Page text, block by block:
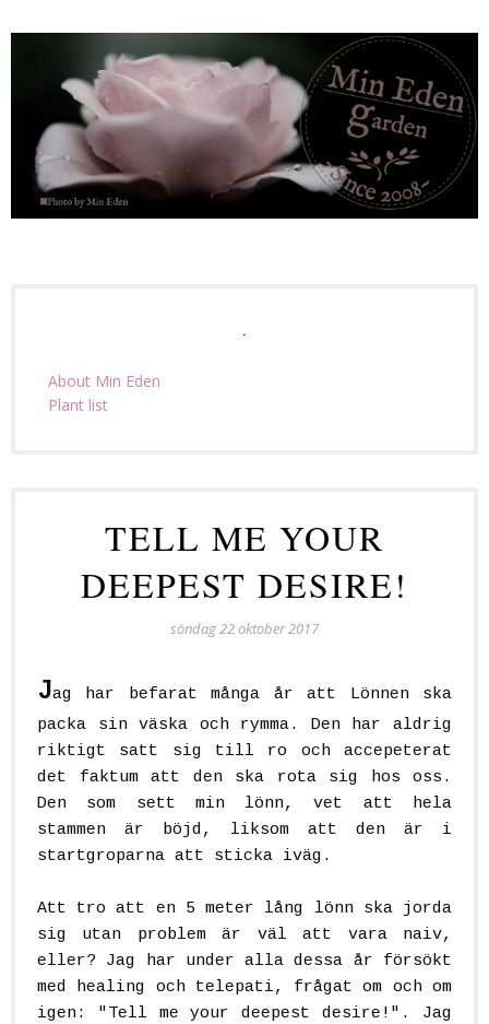
About Min Eden
Plant list
TELL ME YOUR
DEEPEST DESIRE!
söndag 22 oktober 2017
Jag har befarat många år att Lönnen ska
packa sin väska och rymma. Den har aldrig
riktigt satt sig till ro och accepeterat
det faktum att den ska rota sig hos oss.
Den som sett min lönn, vet att hela
stammen är böjd, liksom att den är i
startgroparna att sticka iväg.
Att tro att en 5 meter lång lönn ska jorda
sig utan problem är väl att vara naiv,
eller? Jag har under alla dessa år försökt
med healing och telepati, frågat om och om
igen: "Tell me your deepest desire!". Jag